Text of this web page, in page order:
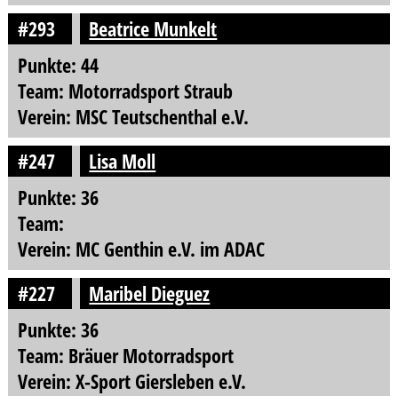
#293
Beatrice Munkelt
Punkte: 44
Team: Motorradsport Straub
Verein: MSC Teutschenthal e.V.
#247
Lisa Moll
Punkte: 36
Team:
Verein: MC Genthin e.V. im ADAC
#227
Maribel Dieguez
Punkte: 36
Team: Bräuer Motorradsport
Verein: X-Sport Giersleben e.V.